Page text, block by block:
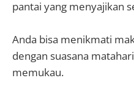
pantai yang menyajikan
Anda bisa menikmati
dengan suasana
memukau.